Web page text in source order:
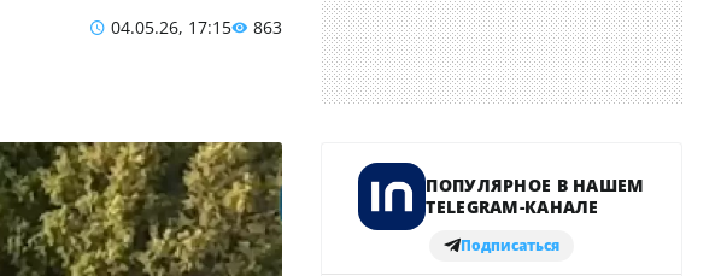
04.05.26, 17:15 863